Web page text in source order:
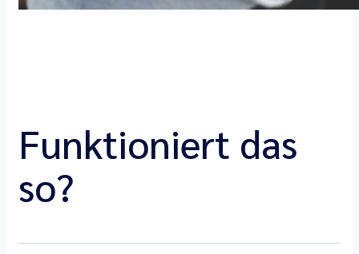
Funktioniert das
so?